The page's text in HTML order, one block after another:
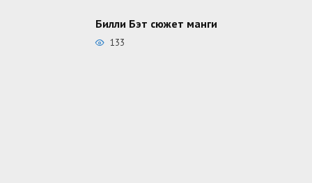
Билли Бэт сюжет манги
133